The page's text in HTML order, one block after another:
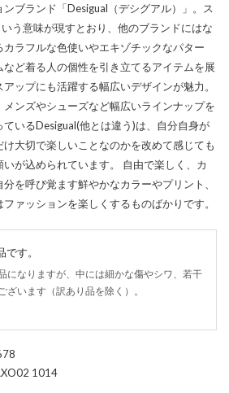
ブランド「Desigual（デシグアル）」。ス
う意味が現すとおり、他のブランドにはな
ラフルな色使いやエキゾチックなパター
ど着る人の個性を引き立てるアイテムを展
ップにも活躍する幅広いデザインが魅力。
ンズやシューズなど幅広いラインナップを
いるDesigual(他とは違う)は、自分自身が
大切で楽しいことなのかを改めて感じても
が込められています。 自由で楽しく、カ
を呼び覚ます鮮やかなカラーやプリント、
ァッションを楽しくするものばかりです。
す。
になりますが、中には細かな傷やシワ、若干
ざいます（訳あり品を除く）。
1014